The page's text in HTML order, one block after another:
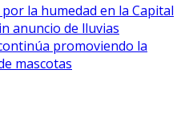
la humedad en la Capital
anuncio de lluvias
promoviendo la
mascotas